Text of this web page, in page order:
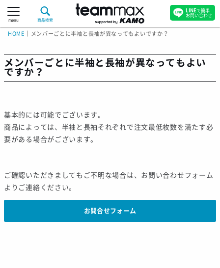
menu 商品検索
HOME メンバーごとに半袖と長袖が異なってもよいですか？
メンバーごとに半袖と長袖が異なってもよい
ですか？
基本的には可能でございます。
商品によっては、半袖と長袖それぞれで注文最低枚数を満たす必
要がある場合がございます。
ご確認いただきましてもご不明な場合は、お問い合わせフォーム
よりご連絡ください。
お問合せフォーム
LINEで簡単
お問い合わせ